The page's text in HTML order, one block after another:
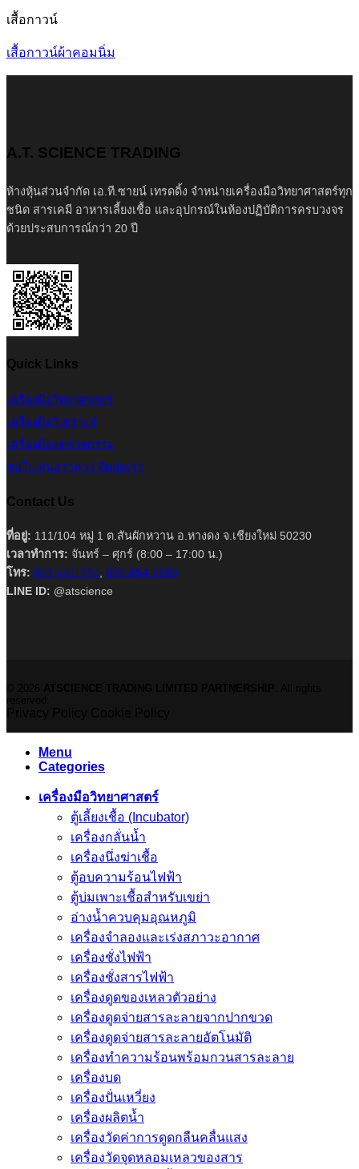
เสื้อกาวน์
เสื้อกาวน์ผ้าคอมนิ่ม
A.T. SCIENCE TRADING
ห้างหุ้นส่วนจำกัด เอ.ที.ซายน์ เทรดดิ้ง จำหน่ายเครื่องมือวิทยาศาสตร์ทุก
ชนิด สารเคมี อาหารเลี้ยงเชื้อ และอุปกรณ์ในห้องปฏิบัติการครบวงจร
ด้วยประสบการณ์กว่า 20 ปี
Quick Links
เครื่องมือวิทยาศาสตร์
เครื่องมือวิเคราะห์
เครื่องมืออุตสาหกรรม
ขอใบเสนอราคา / ติดต่อเรา
Contact Us
ที่อยู่: 111/104 หมู่ 1 ต.สันผักหวาน อ.หางดง จ.เชียงใหม่ 50230
เวลาทำการ: จันทร์ – ศุกร์ (8:00 – 17:00 น.)
โทร: 053-441-794 086-654-5653
LINE ID: @atscience
Menu
Categories
เครื่องมือวิทยาศาสตร์
ตู้เลี้ยงเชื้อ (Incubator)
เครื่องกลั่นน้ำ
เครื่องนึ่งฆ่าเชื้อ
ตู้อบความร้อนไฟฟ้า
ตู้บ่มเพาะเชื้อสำหรับเขย่า
อ่างน้ำควบคุมอุณหภูมิ
เครื่องจำลองและเร่งสภาวะอากาศ
เครื่องชั่งไฟฟ้า
เครื่องชั่งสารไฟฟ้า
เครื่องดูดของเหลวตัวอย่าง
เครื่องดูดจ่ายสารละลายจากปากขวด
เครื่องดูดจ่ายสารละลายอัตโนมัติ
เครื่องทำความร้อนพร้อมกวนสารละลาย
เครื่องบด
เครื่องปั่นเหวี่ยง
เครื่องผลิตน้ำ
เครื่องวัดค่าการดูดกลืนคลื่นแสง
เครื่องวัดจุดหลอมเหลวของสาร